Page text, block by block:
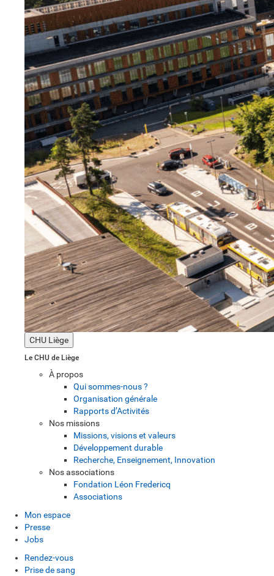
CHU Liège
Le CHU de Liège
À propos
Qui sommes-nous ?
Organisation générale
Rapports d’Activités
Nos missions
Missions, visions et valeurs
Développement durable
Recherche, Enseignement, Innovation
Nos associations
Fondation Léon Fredericq
Associations
Mon espace
Presse
Jobs
Rendez-vous
Prise de sang